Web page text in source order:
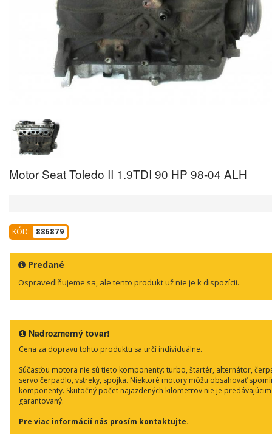
Motor Seat Toledo II 1.9TDI 90 HP 98-04 ALH
KÓD: 886879
Predané
Ospravedlňujeme sa, ale tento produkt už nie je k dispozícii.
Nadrozmerný tovar!
Cena za dopravu tohto produktu sa určí individuálne.
Súčasťou motora nie sú tieto komponenty: turbo, štartér, alternátor,
servo čerpadlo, vstreky, spojka. Niektoré motory môžu obsahovať
komponenty. Skutočný počet najazdených kilometrov nie je predávajúcim
garantovaný.
Pre viac informácií nás prosím kontaktujte.